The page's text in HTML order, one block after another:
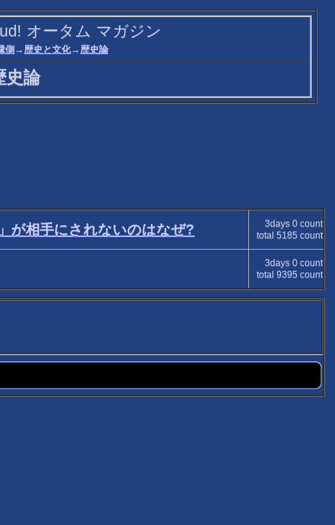
オータム マガジン
側 → 歴史と文化→ 歴史論
史論
が相手にされないのはなぜ? 3days 0count
total 5185count
3days 0count
total 9395count